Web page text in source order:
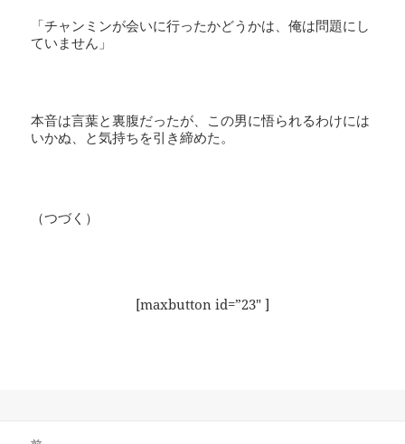
「チャンミンが会いに行ったかどうかは、俺は問題にし
ていません」
本音は言葉と裏腹だったが、この男に悟られるわけには
いかぬ、と気持ちを引き締めた。
（つづく）
[maxbutton id=”23″ ]